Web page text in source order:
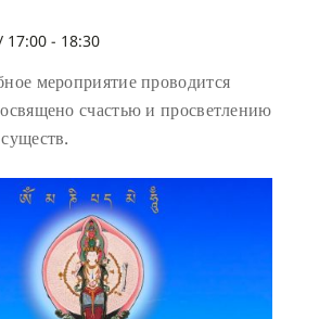
17:00 - 18:30
мероприятие проводится
счастью и просветлению